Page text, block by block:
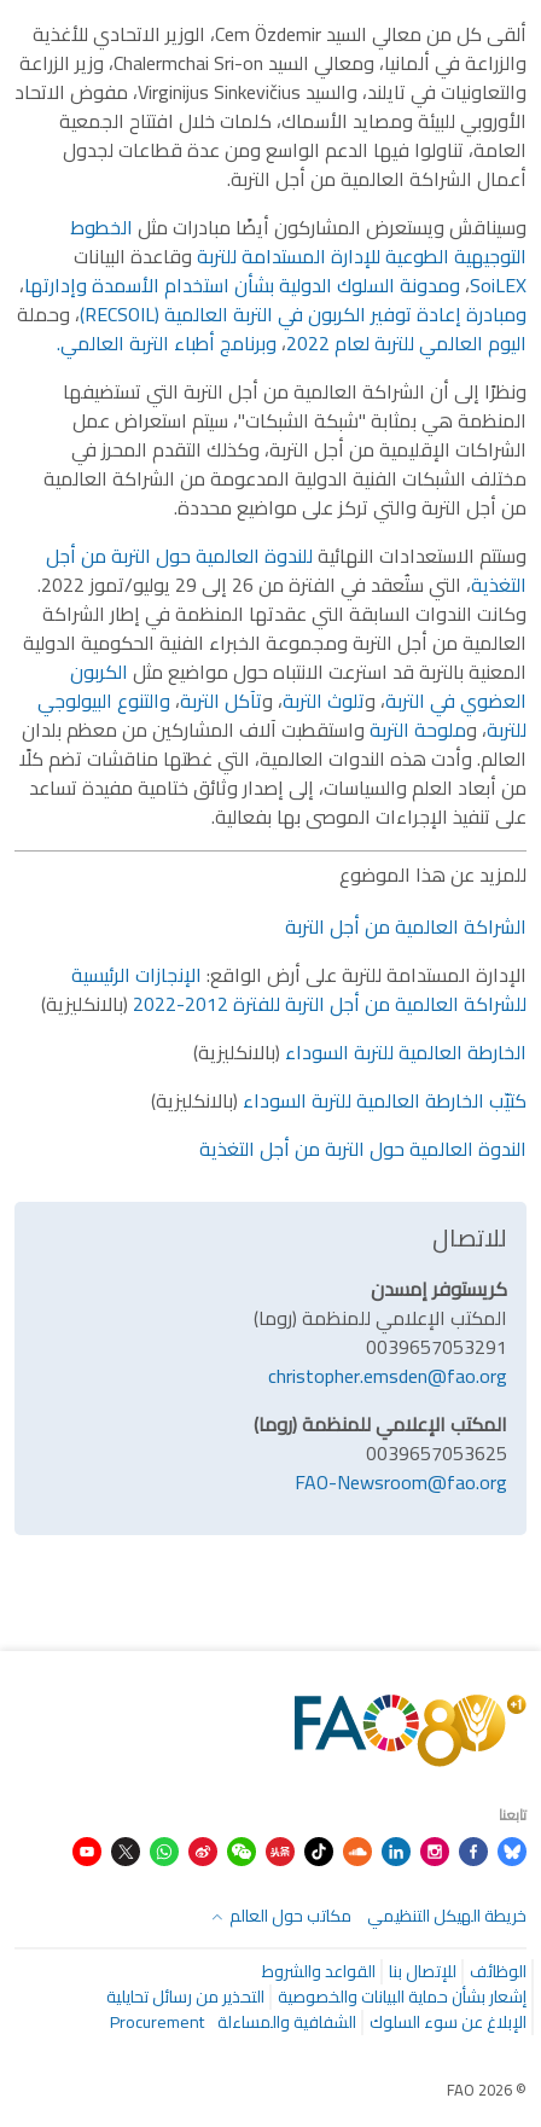
ألقى كل من معالي السيد Cem Özdemir، الوزير الاتحادي للأغذية
والزراعة في ألمانيا، ومعالي السيد Chalermchai Sri-on، وزير الزراعة
والتعاونيات في تايلند، والسيد Virginijus Sinkevičius، مفوض الاتحاد
الأوروبي للبيئة ومصايد الأسماك، كلمات خلال افتتاح الجمعية
العامة، تناولوا فيها الدعم الواسع ومن عدة قطاعات لجدول
أعمال الشراكة العالمية من أجل التربة.
وسيناقش ويستعرض المشاركون أيضًا مبادرات مثل الخطوط
التوجيهية الطوعية للإدارة المستدامة للتربةوقاعدة البيانات
SoiLEX، ومدونة السلوك الدولية بشأن استخدام الأسمدة وإدارتها،
ومبادرة إعادة توفير الكربون في التربة العالمية (RECSOIL)
، وحملة
اليوم العالمي للتربة لعام 2022
، وبرنامج أطباء التربة العالمي.
ونظرًا إلى أن الشراكة العالمية من أجل التربة التي تستضيفها
المنظمة هي بمثابة "شبكة الشبكات"، سيتم استعراض عمل
الشراكات الإقليمية من أجل التربة، وكذلك التقدم المحرز في
مختلف الشبكات الفنية الدولية المدعومة من الشراكة العالمية
من أجل التربة والتي تركز على مواضيع محددة.
وستتم الاستعدادات النهائيةللندوة العالمية حول التربة من أجل
التغذية
، التي ستُعقد في الفترة من 26 إلى 29 يوليو/تموز 2022.
وكانت الندوات السابقة التي عقدتها المنظمة في إطار الشراكة
العالمية من أجل التربة ومجموعة الخبراء الفنية الحكومية الدولية
المعنية بالتربة قد استرعت الانتباه حول مواضيع مثل الكربون
العضوي في التربة، وتلوث التربة، وتآكل التربة، والتنوع البيولوجي
للتربة، وملوحة التربةواستقطبت آلاف المشاركين من معظم بلدان
العالم. وأدت هذه الندوات العالمية، التي غطتها مناقشات تضم كلًا
من أبعاد العلم والسياسات، إلى إصدار وثائق ختامية مفيدة تساعد
على تنفيذ الإجراءات الموصى بها بفعالية.
للمزيد عن هذا الموضوع
الشراكة العالمية من أجل التربة
الإدارة المستدامة للتربة على أرض الواقع: الإنجازات الرئيسية
للشراكة العالمية من أجل التربة للفترة 2012-2022
(بالانكليزية)
الخارطة العالمية للتربة السوداء (بالانكليزية)
كتيّب الخارطة العالمية للتربة السوداء (بالانكليزية)
الندوة العالمية حول التربة من أجل التغذية
للاتصال
كريستوفر إمسدن
المكتب الإعلامي للمنظمة (روما)
0039657053291
christopher.emsden@fao.org
المكتب الإعلامي للمنظمة (روما)
0039657053625
FAO-Newsroom@fao.org
تابعنا
خريطة الهيكل التنظيمي مكاتب حول العالم
الوظائف للإتصال بنا القواعد والشروط
إشعار بشأن حماية البيانات والخصوصية التحذير من رسائل تحايلية
الإبلاغ عن سوء السلوك الشفافية والمساءلة Procurement
© FAO 2026